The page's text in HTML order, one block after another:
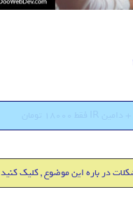
در باره این موضوع , کلیک کنید